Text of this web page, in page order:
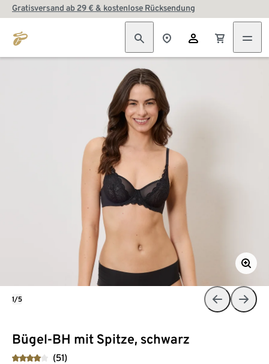
Gratisversand ab 29 € & kostenlose Rücksendung
Bügel-BH mit Spitze, schwarz
(51)
1/5